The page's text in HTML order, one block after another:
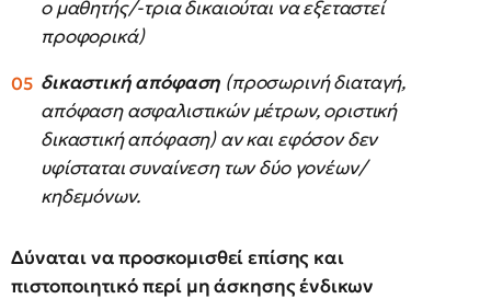
ο μαθητής/-τρια δικαιούται να εξεταστεί
προφορικά)
δικαστική απόφαση (προσωρινή διαταγή,
απόφαση ασφαλιστικών μέτρων, οριστική
δικαστική απόφαση) αν και εφόσον δεν
υφίσταται συναίνεση των δύο γονέων/
κηδεμόνων.
Δύναται να προσκομισθεί επίσης και
πιστοποιητικό περί μη άσκησης ένδικων